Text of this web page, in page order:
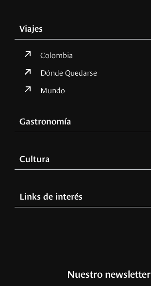
Viajes
Colombia
Dónde Quedarse
Mundo
Gastronomía
Cultura
Links de interés
Nuestro newsletter